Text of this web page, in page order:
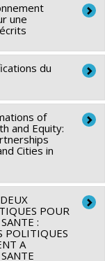
Raynault
en santé du
Projet
une
Raynault
en santé du
la synthèse des
du
en santé du
de recherche
of
and Equity:
Cities in
Raynault ,
,Michèle
Ann Barnett
POUR
:
POLITIQUES
A